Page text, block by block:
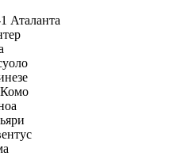
Аталанта
Комо